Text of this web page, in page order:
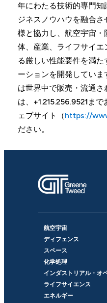
年にわたる技術的専門
ジネスノウハウを融合
様と協力し、航空宇宙
体、産業、ライフサイ
る厳しい性能要件を満た
ーションを開発してい
は世界中で販売・流通
は、+1.215.256.9521ま
ェブサイト（https://
ださい。
航空宇宙
ディフェンス
スペース
化学処理
インダストリアル・オ
ライフサイエンス
エネルギー